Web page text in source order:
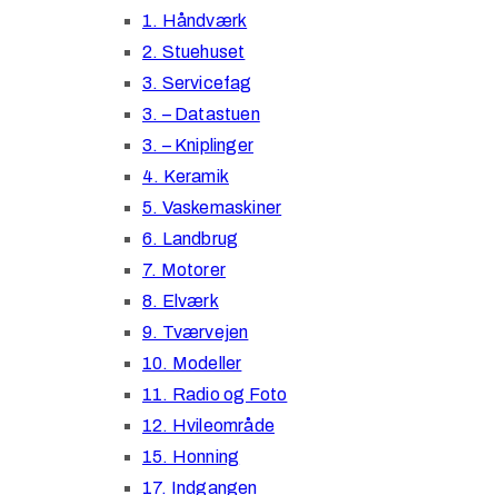
1. Håndværk
2. Stuehuset
3. Servicefag
3. – Datastuen
3. – Kniplinger
4. Keramik
5. Vaskemaskiner
6. Landbrug
7. Motorer
8. Elværk
9. Tværvejen
10. Modeller
11. Radio og Foto
12. Hvileområde
15. Honning
17. Indgangen